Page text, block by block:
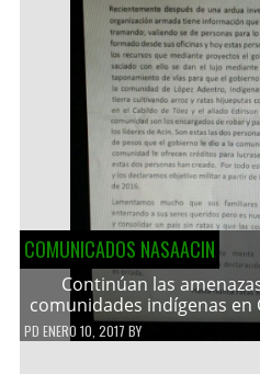
COMUNICADOS NASAACIN
Continúan las
comunidades indígenas en
PD ENERO 10, 2017 BY